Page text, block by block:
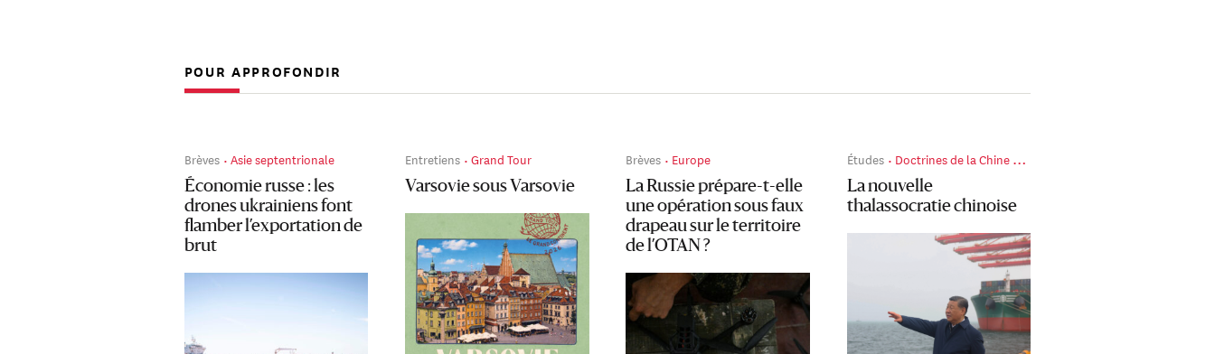
POUR APPROFONDIR
Brèves Asie septentrionale
Économie russe : les
drones ukrainiens font
flamber l’exportation de
brut
Entretiens Grand Tour
Varsovie sous Varsovie
Brèves Europe
La Russie prépare-t-elle
une opération sous faux
drapeau sur le territoire
de l’OTAN ?
Études Doctrines de la Chine de Xi Jinping
La nouvelle
thalassocratie chinoise